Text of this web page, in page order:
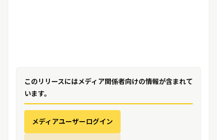
このリリースにはメディア関係者向けの情報が含まれて
います。
メディアユーザーログイン